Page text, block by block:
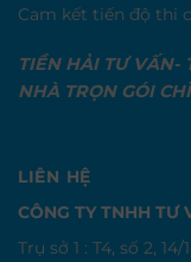
Cam kết tiến độ thi
TIỀN HẢI TƯ VẤN-
NHÀ TRỌN GÓI
LIÊN HỆ
CÔNG TY TNHH TƯ
Trụ sở 1 : T4, số 2,